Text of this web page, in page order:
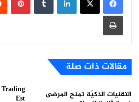
طباعة
مقالات ذات صلة
التقنيات الذكيّة تمنح المرضى
Est